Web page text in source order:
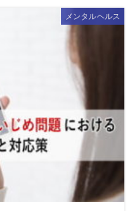
メンタルヘルス